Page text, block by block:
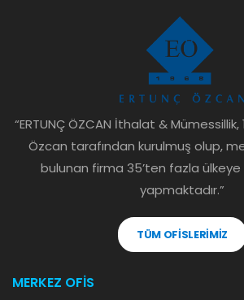
“ERTUNÇ ÖZCAN İthalat & Mümessillik,
Özcan tarafından kurulmuş olup,
bulunan firma 35’ten fazla ülkeye
yapmaktadır.”
TÜM OFİSLERİMİZ
MERKEZ OFİS